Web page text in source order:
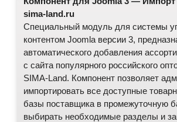
sima-land.ru
Специальный модуль для системы
контентом Joomla версии 3,
автоматического добавления
с сайта популярного российского
SIMA-Land. Компонент позволяет
импортировать все доступные
базы поставщика в промежуточную
выбирать необходимые разделы и